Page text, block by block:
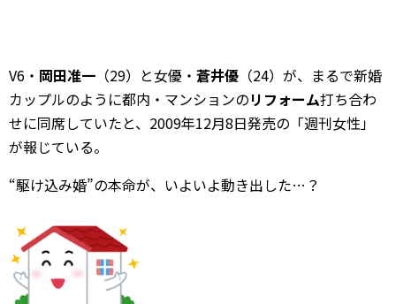
V6・ 岡田准一 （29）と女優・ 蒼井優 （24）が、まるで新婚
カップルのように都内・マンションのリフォーム打ち合わ
せに同席していたと、2009年12月8日発売の「週刊女性」
が報じている。
“駆け込み婚”の本命が、いよいよ動き出した…？